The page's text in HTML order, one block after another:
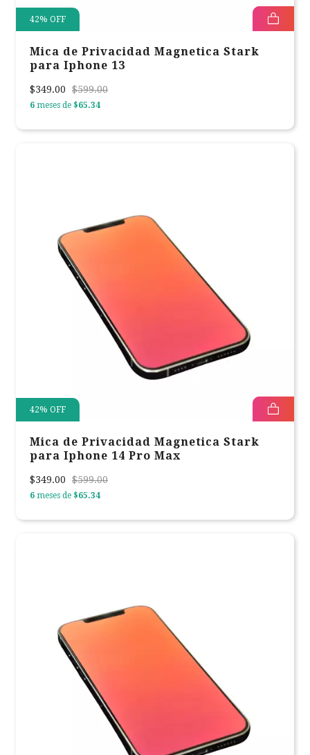
42% OFF
Mica de Privacidad Magnetica Stark
para Iphone 13
$349.00 $599.00
6 meses de $65.34
42% OFF
Mica de Privacidad Magnetica Stark
para Iphone 14 Pro Max
$349.00 $599.00
6 meses de $65.34